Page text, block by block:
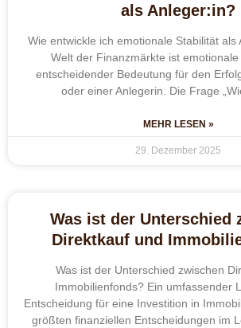
als Anleger:in?
Wie entwickle ich emotionale Stabilität als
Welt der Finanzmärkte ist emotionale
entscheidender Bedeutung für den
oder einer Anlegerin. Die Frage
MEHR LESEN »
29. Dezember 2025
Was ist der Unterschied
Direktkauf und
Was ist der Unterschied zwischen
Immobilienfonds? Ein umfassender
Entscheidung für eine Investition in
größten finanziellen Entscheidungen im